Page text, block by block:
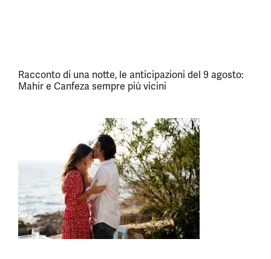
Racconto di una notte, le anticipazioni del 9 agosto:
Mahir e Canfeza sempre più vicini